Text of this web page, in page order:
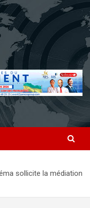
sollicite la médiation